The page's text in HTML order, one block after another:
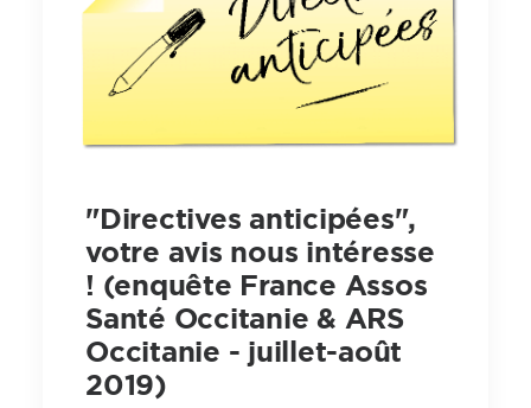
"Directives anticipées",
votre avis nous intéresse
! (enquête France Assos
Santé Occitanie & ARS
Occitanie - juillet-août
2019)